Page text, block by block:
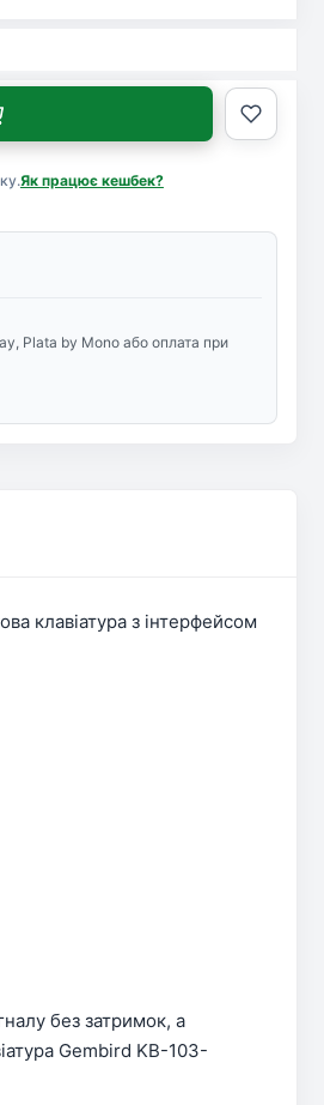
Як працює кешбек?
Plata by Mono або оплата при
клавіатура з інтерфейсом
без затримок, а
Gembird KB-103-